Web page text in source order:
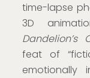
time-lapse
3D
Dandelion’s
feat of